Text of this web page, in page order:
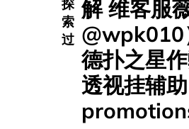
探
索
过
解 维客服
@wpk010
德扑之星
透视挂辅